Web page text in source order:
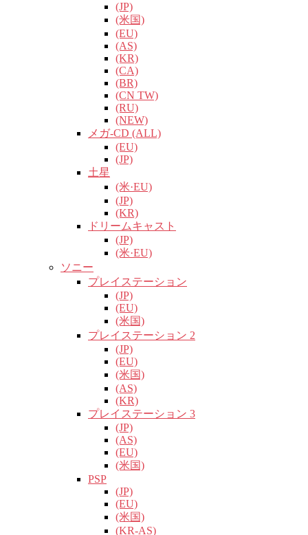
(JP)
(米国)
(EU)
(AS)
(KR)
(CA)
(BR)
(CN TW)
(RU)
(NEW)
メガ-CD (ALL)
(EU)
(JP)
土星
(米·EU)
(JP)
(KR)
ドリームキャスト
(JP)
(米·EU)
ソニー
プレイステーション
(JP)
(EU)
(米国)
プレイステーション 2
(JP)
(EU)
(米国)
(AS)
(KR)
プレイステーション 3
(JP)
(AS)
(EU)
(米国)
PSP
(JP)
(EU)
(米国)
(KR-AS)